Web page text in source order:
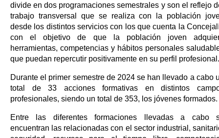
divide en dos programaciones semestrales y son el reflejo
trabajo transversal que se realiza con la población
desde los distintos servicios con los que cuenta la
con el objetivo de que la población joven
herramientas, competencias y hábitos personales
que puedan repercutir positivamente en su perfil profesional.
Durante el primer semestre de 2024 se han llevado a cabo
total de 33 acciones formativas en distintos
profesionales, siendo un total de 353, los jóvenes formados.
Entre las diferentes formaciones llevadas a cabo
encuentran las relacionadas con el sector industrial,